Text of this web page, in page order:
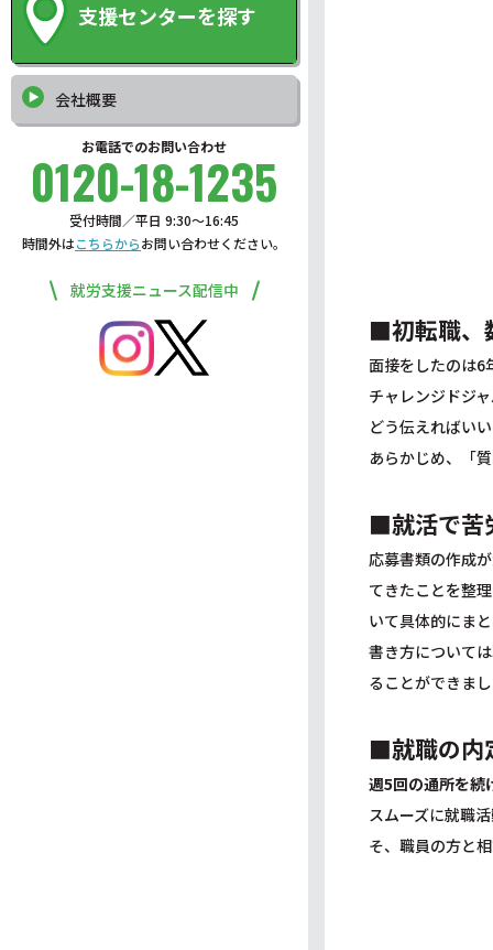
支援センターを探す
会社概要
お電話でのお問い合わせ
0120-18-1235
受付時間／平日 9:30〜16:45
時間外はこちらからお問い合わせください。
就労支援ニュース配信中
■初転職、
面接をしたのは6
チャレンジドジ
どう伝えればい
あらかじめ、「
■就活で苦
応募書類の作成
てきたことを整
いて具体的にま
書き方について
ることができま
■就職の内
週5回の通所を続
スムーズに就職
そ、職員の方と